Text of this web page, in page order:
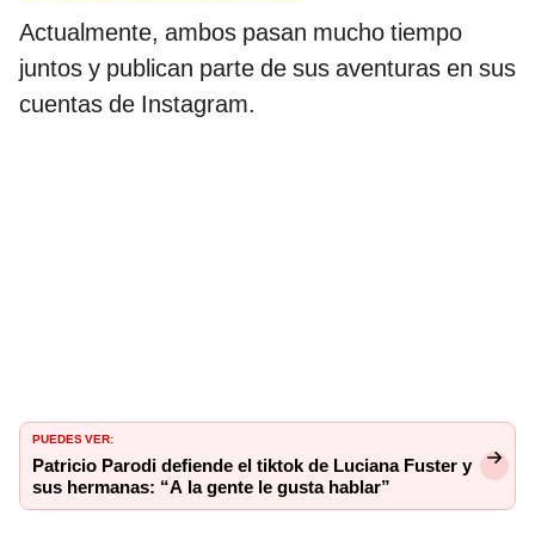
Actualmente, ambos pasan mucho tiempo
juntos y publican parte de sus aventuras en sus
cuentas de Instagram.
PUEDES VER:
Patricio Parodi defiende el tiktok de Luciana Fuster y
sus hermanas: “A la gente le gusta hablar”